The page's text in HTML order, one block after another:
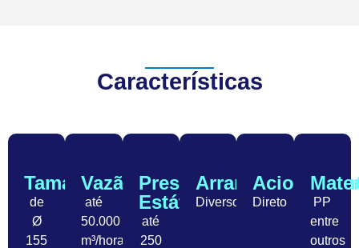
Características
Tamanhos
de
Ø
155
Vazão
até
50.000
m³/hora
Pressão
Estática
até
250
Arranjo
Diversos Direto
PP
entre
outros